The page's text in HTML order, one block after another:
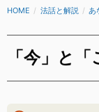
HOME 法話と解説 あ
「今」と「